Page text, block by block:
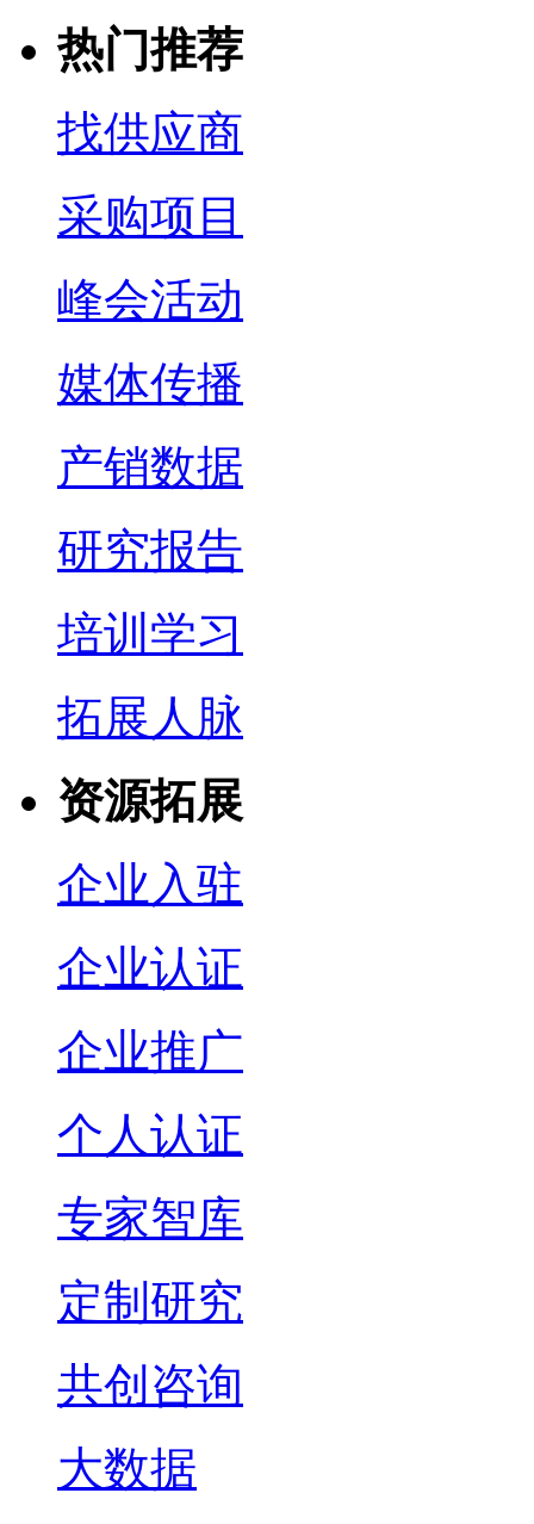
热门推荐
找供应商
采购项目
峰会活动
媒体传播
产销数据
研究报告
培训学习
拓展人脉
资源拓展
企业入驻
企业认证
企业推广
个人认证
专家智库
定制研究
共创咨询
大数据